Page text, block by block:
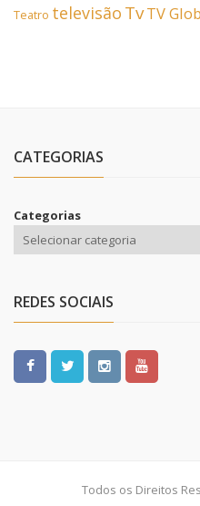
Teatro televisão TvTV
CATEGORIAS
Categorias
REDES SOCIAIS
Todos os Direitos